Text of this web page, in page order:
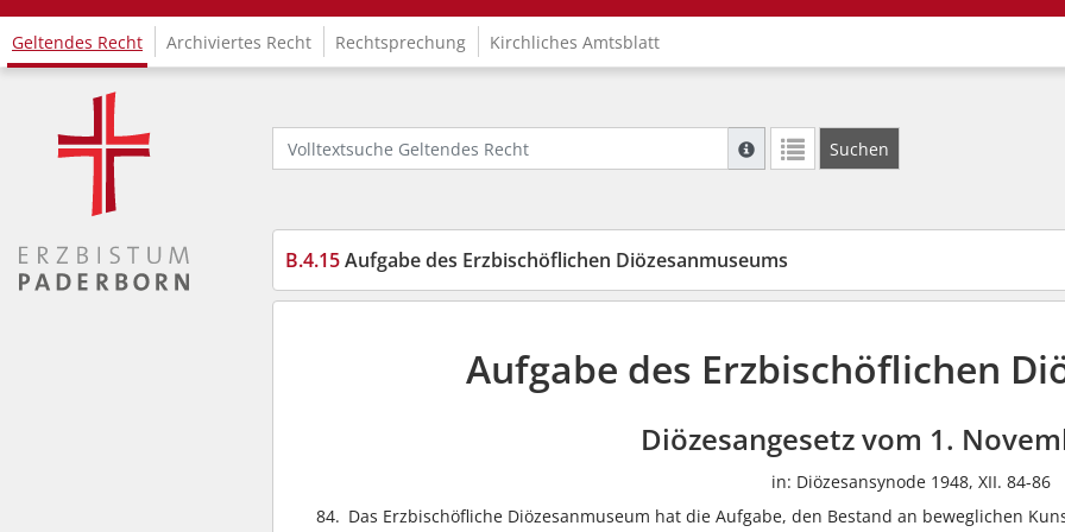
Logo Fachinformationssystem Kirchenrecht
Geltendes Recht Archiviertes Recht Rechtsprechung Kirchliches Amtsblatt
Volltextsuche Geltendes Recht
Suche mit Platzhalter "*", Bsp. Pfarrer*,
Suchen
B.4.15Aufgabe des Erzbischöflichen Diözesanmuseums
Aufgabe des Erzbischöflichen
Diözesangesetz vom 1.
in: Diözesansynode 1948, XII. 84-86
84. Das Erzbischöfliche Diözesanmuseum hat die Aufgabe, den Bestand an beweglichen